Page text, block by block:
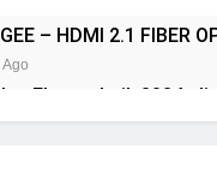
– HDMI 2.1 FIBER
Ago
Elac terbaik 2024:
Ago